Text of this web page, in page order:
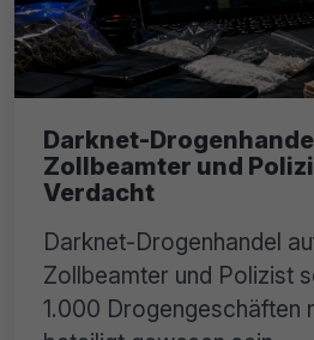
Darknet-
Zollbeamter und
Verdacht
Darknet-Drogenhandel
Zollbeamter und Polizist
1.000 Drogengeschäften